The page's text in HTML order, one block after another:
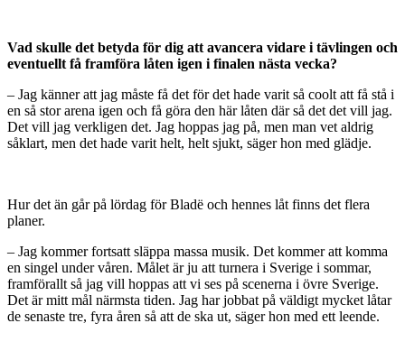
Vad skulle det betyda för dig att avancera vidare i tävlingen och
eventuellt få framföra låten igen i finalen nästa vecka?
– Jag känner att jag måste få det för det hade varit så coolt att få stå i
en så stor arena igen och få göra den här låten där så det det vill jag.
Det vill jag verkligen det. Jag hoppas jag på, men man vet aldrig
såklart, men det hade varit helt, helt sjukt, säger hon med glädje.
Hur det än går på lördag för Bladë och hennes låt finns det flera
planer.
– Jag kommer fortsatt släppa massa musik. Det kommer att komma
en singel under våren. Målet är ju att turnera i Sverige i sommar,
framförallt så jag vill hoppas att vi ses på scenerna i övre Sverige.
Det är mitt mål närmsta tiden. Jag har jobbat på väldigt mycket låtar
de senaste tre, fyra åren så att de ska ut, säger hon med ett leende.